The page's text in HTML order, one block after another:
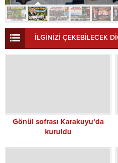
İLGİNİZİ ÇEKEBİLECEK
Gönül sofrası Karakuyu’da
kuruldu